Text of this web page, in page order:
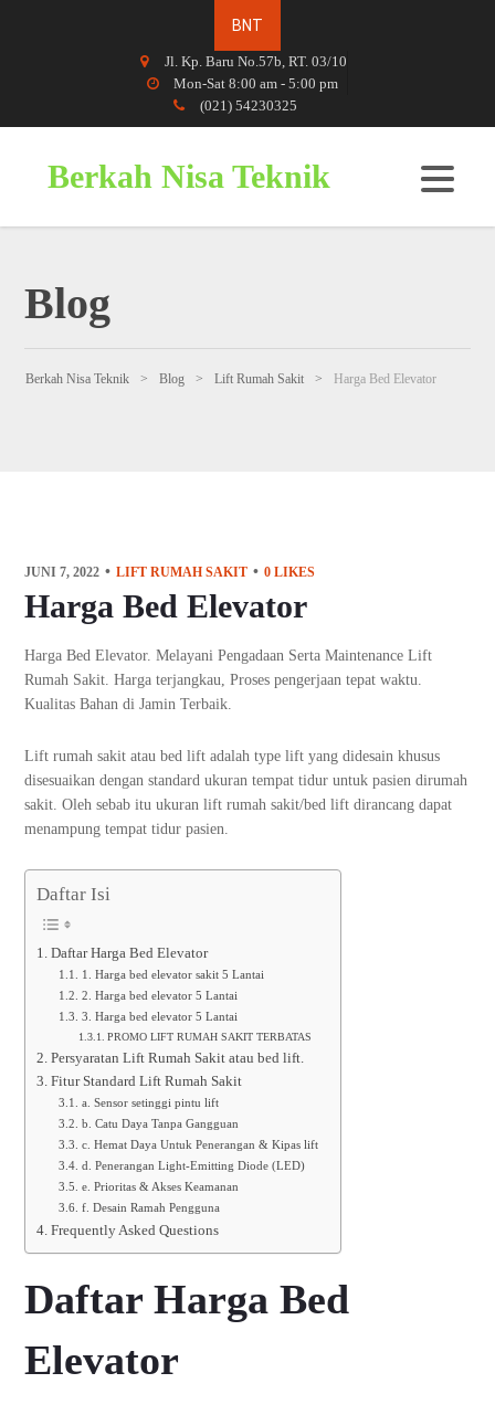
Jl. Kp. Baru No.57b, RT. 03/10
Mon-Sat 8:00 am - 5:00 pm
(021) 54230325
Berkah Nisa Teknik
Blog
Berkah Nisa Teknik > Blog > Lift Rumah Sakit > Harga Bed Elevator
JUNI 7, 2022 LIFT RUMAH SAKIT 0 LIKES
Harga Bed Elevator
Harga Bed Elevator. Melayani Pengadaan Serta Maintenance Lift
Rumah Sakit. Harga terjangkau, Proses pengerjaan tepat waktu.
Kualitas Bahan di Jamin Terbaik.
Lift rumah sakit atau bed lift adalah type lift yang didesain khusus
disesuaikan dengan standard ukuran tempat tidur untuk pasien dirumah
sakit. Oleh sebab itu ukuran lift rumah sakit/bed lift dirancang dapat
menampung tempat tidur pasien.
Daftar Isi
Daftar Harga Bed Elevator
1. Harga bed elevator sakit 5 Lantai
2. Harga bed elevator 5 Lantai
3. Harga bed elevator 5 Lantai
PROMO LIFT RUMAH SAKIT TERBATAS
Persyaratan Lift Rumah Sakit atau bed lift.
Fitur Standard Lift Rumah Sakit
a. Sensor setinggi pintu lift
b. Catu Daya Tanpa Gangguan
c. Hemat Daya Untuk Penerangan & Kipas lift
d. Penerangan Light-Emitting Diode (LED)
e. Prioritas & Akses Keamanan
f. Desain Ramah Pengguna
Frequently Asked Questions
Daftar Harga Bed
Elevator